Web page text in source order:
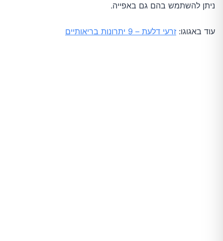
ניתן להשתמש בהם גם באפייה.
עוד באגוגו: זרעי דלעת – 9 יתרונות בריאותיים